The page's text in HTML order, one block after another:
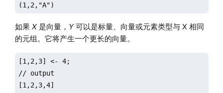
(1,2,"A")
如果 X是向量， Y可以是标量、向量或元素类型与 X 相同
的元组。它将产生一个更长的向量。
[1,2,3] <- 4;
// output
[1,2,3,4]